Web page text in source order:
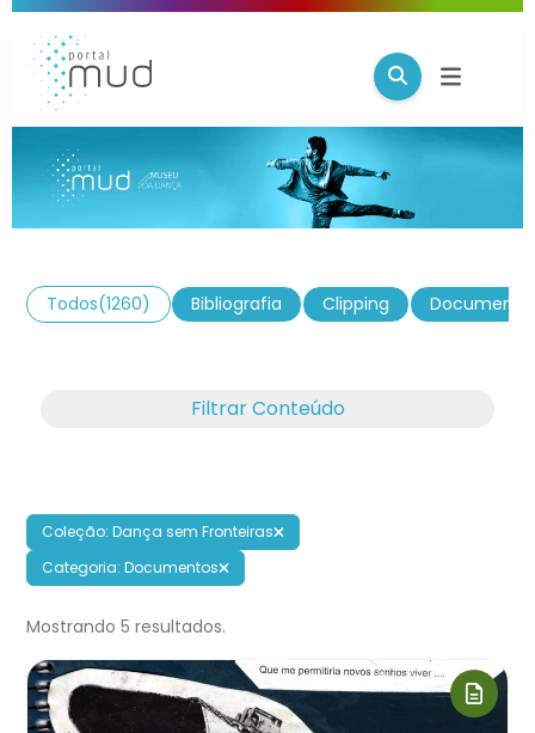
Todos(1260) Bibliografia Clipping
Filtrar Conteúdo
Coleção: Dança sem Fronteiras
Categoria: Documentos
Mostrando 5 resultados.